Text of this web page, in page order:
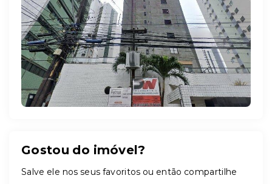
Leaflet
Gostou do imóvel?
Salve ele nos seus favoritos ou então compartilhe